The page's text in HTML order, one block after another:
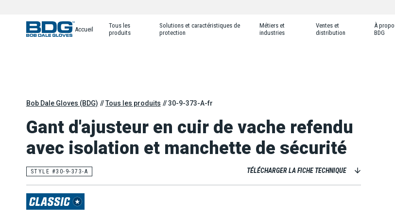
Accueil
Tous les
produits
Solutions et caractéristiques de
protection
Métiers et
industries
Ventes et
distribution
À
BDG
Bob Dale Gloves (BDG) Tous les produits 30-9-373-A-fr
Gant d'ajusteur en cuir de vache refendu
avec isolation et manchette de sécurité
STYLE #30-9-373-A TÉLÉCHARGER LA FICHE TECHNIQUE